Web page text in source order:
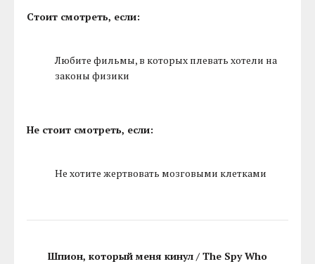
Стоит смотреть, если:
Любите фильмы, в которых плевать хотели на
законы физики
Не стоит смотреть, если:
Не хотите жертвовать мозговыми клетками
Шпион, который меня кинул / The Spy Who